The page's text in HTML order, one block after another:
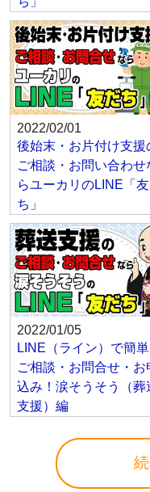
2022/02/01
後始末・お片付け支援
ご相談・お問い合わせ
らユーカリのLINE「
ち」
2022/01/05
LINE（ライン）で簡
ご相談・お問合せ・お
込み！涙そうそう（葬
支援）編